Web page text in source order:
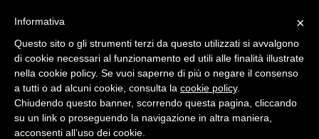
×
Informativa
Questo sito o gli strumenti terzi da questo utilizzati si avvalgono
di cookie necessari al funzionamento ed utili alle finalità illustrate
nella cookie policy. Se vuoi saperne di più o negare il consenso
a tutti o ad alcuni cookie, consulta la cookie policy.
Chiudendo questo banner, scorrendo questa pagina, cliccando
su un link o proseguendo la navigazione in altra maniera,
acconsenti all’uso dei cookie.